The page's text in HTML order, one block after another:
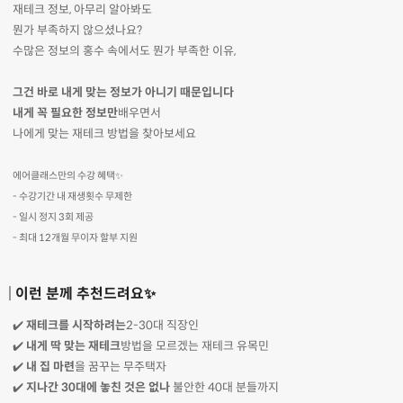
재테크 정보, 아무리 알아봐도
뭔가 부족하지 않으셨나요?
수많은 정보의 홍수 속에서도 뭔가 부족한 이유,
그건 바로 내게 맞는 정보가 아니기 때문입니다
내게 꼭 필요한 정보만배우면서
나에게 맞는 재테크 방법을 찾아보세요
에어클래스만의 수강 혜택✨
- 수강기간 내 재생횟수 무제한
- 일시 정지 3회 제공
- 최대 12개월 무이자 할부 지원
이런 분께 추천드려요✨
✔️재테크를 시작하려는2-30대 직장인
✔️ 내게 딱 맞는 재테크방법을 모르겠는 재테크 유목민
✔️ 내 집 마련을 꿈꾸는 무주택자
✔️지나간 30대에 놓친 것은 없나불안한 40대 분들까지